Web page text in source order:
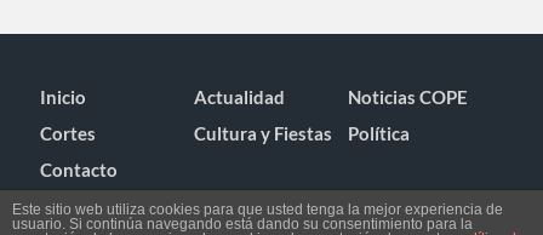
Inicio Actualidad
Noticias COPE
Cortes
Cultura y Fiestas
Política
Contacto
Este sitio web utiliza cookies para que usted tenga la mejor experiencia de
usuario. Si continúa navegando está dando su consentimiento para la